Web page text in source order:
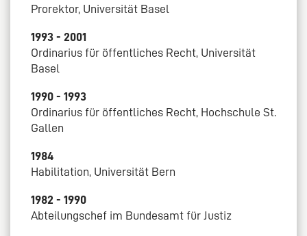
Prorektor, Universität Basel
1993 - 2001
Ordinarius für öffentliches Recht, Universität
Basel
1990 - 1993
Ordinarius für öffentliches Recht, Hochschule St.
Gallen
1984
Habilitation, Universität Bern
1982 - 1990
Abteilungschef im Bundesamt für Justiz